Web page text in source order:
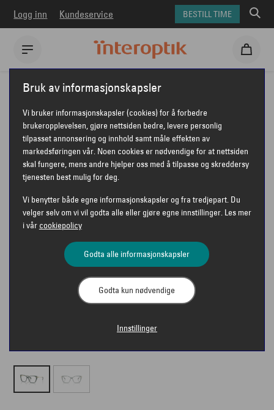
Logg inn Kundeservice BESTILL TIME
Interoptik Briller Swarovski briller
SWAROVSKI SK2060
SWAROVSKI
Bruk av informasjonskapsler
Vi bruker informasjonskapsler (cookies) for å forbedre
brukeropplevelsen, gjøre nettsiden bedre, levere personlig
tilpasset annonsering og innhold samt måle effekten av
markedsføringen vår. Noen cookies er nødvendige for at nettsiden
skal fungere, mens andre hjelper oss med å tilpasse og skreddersy
tjenesten best mulig for deg.
Vi benytter både egne informasjonskapsler og fra tredjepart. Du
velger selv om vi vil godta alle eller gjøre egne innstillinger. Les mer
i vår cookiepolicy
Godta alle informasjonskapsler
Godta kun nødvendige
Innstillinger